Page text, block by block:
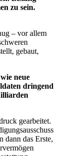
zu sein.
– vor allem
gebaut,
neue
dringend
gearbeitet.
dann das Erste,